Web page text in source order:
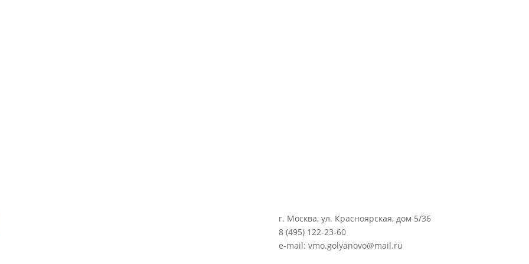
г. Москва, ул. Красноярская, дом 5/36
8 (495) 122-23-60
e-mail: vmo.golyanovo@mail.ru